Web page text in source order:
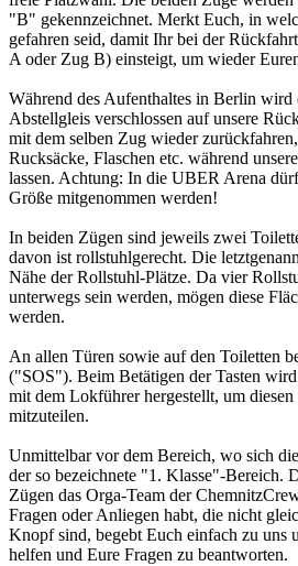
"B" gekennzeichnet. Merkt Euch, in
gefahren seid, damit Ihr bei der
A oder Zug B) einsteigt, um wieder
Während des Aufenthaltes in Berlin wird
Abstellgleis verschlossen auf unsere
mit dem selben Zug wieder
Rucksäcke, Flaschen etc. während
lassen. Achtung: In die UBER Arena
Größe mitgenommen werden!
In beiden Zügen sind jeweils zwei
davon ist rollstuhlgerecht. Die
Nähe der Rollstuhl-Plätze. Da vier
unterwegs sein werden, mögen diese
werden.
An allen Türen sowie auf den Toiletten
("SOS"). Beim Betätigen der Tasten
mit dem Lokführer hergestellt, um
mitzuteilen.
Unmittelbar vor dem Bereich, wo sich
der so bezeichnete "1. Klasse"-Bereich.
Zügen das Orga-Team der
Fragen oder Anliegen habt, die nicht
Knopf sind, begebt Euch einfach zu uns
helfen und Eure Fragen zu beantworten.